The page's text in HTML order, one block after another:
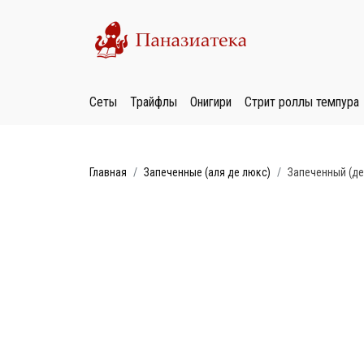
Сеты Трайфлы Онигири Стрит роллы темпура
Главная Запеченные (аля де люкс) Запеченный